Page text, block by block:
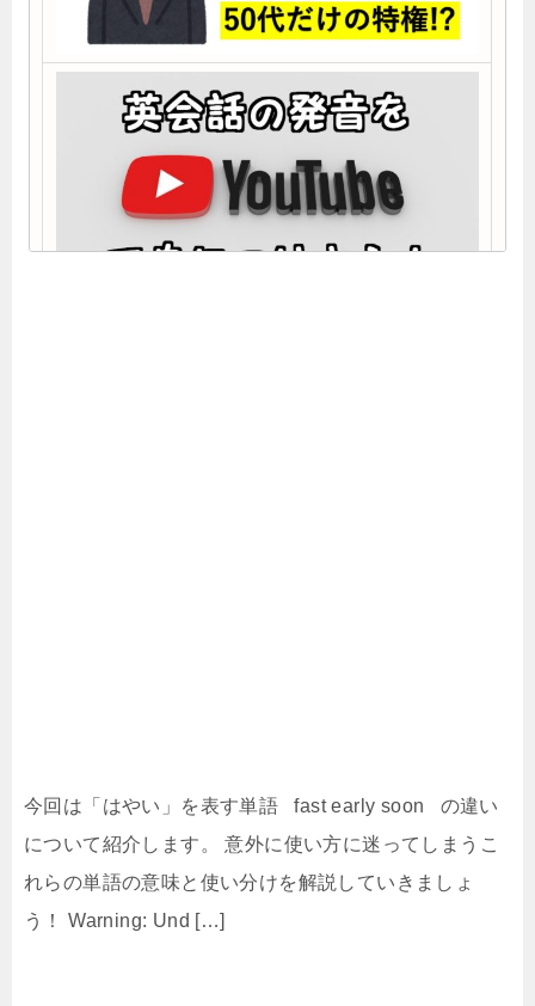
今回は「はやい」を表す単語 fast early soon の違い
について紹介します。 意外に使い方に迷ってしまうこ
れらの単語の意味と使い分けを解説していきましょ
う！ Warning: Und […]